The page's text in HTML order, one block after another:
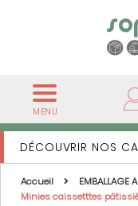
MENU
DÉCOUVRIR NOS
Accueil EMBALLAGE
Minies caissetttes